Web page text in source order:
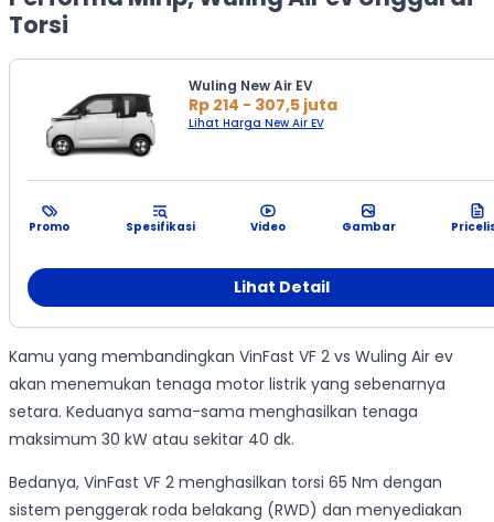
Torsi
Wuling New Air EV
Rp 214 - 307,5 juta
Lihat Harga New Air EV
Promo Spesifikasi Video Gambar
Lihat Detail
Kamu yang membandingkan VinFast VF 2 vs Wuling Air ev
akan menemukan tenaga motor listrik yang sebenarnya
setara. Keduanya sama-sama menghasilkan tenaga
maksimum 30 kW atau sekitar 40 dk.
Bedanya, VinFast VF 2 menghasilkan torsi 65 Nm dengan
sistem penggerak roda belakang (RWD) dan menyediakan